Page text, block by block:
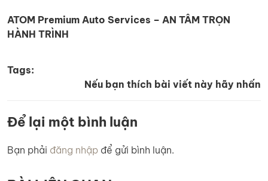
ATOM Premium Auto Services – AN TÂM TRỌN
HÀNH TRÌNH
Tags:
Nếu bạn thích bài viết này hãy nhấn
Để lại một bình luận
Bạn phải đăng nhập để gửi bình luận.